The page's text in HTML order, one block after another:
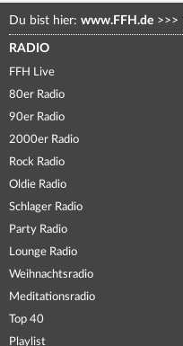
Du bist hier: www.FFH.de >>>
RADIO
FFH Live
80er Radio
90er Radio
2000er Radio
Rock Radio
Oldie Radio
Schlager Radio
Party Radio
Lounge Radio
Weihnachtsradio
Meditationsradio
Top 40
Playlist